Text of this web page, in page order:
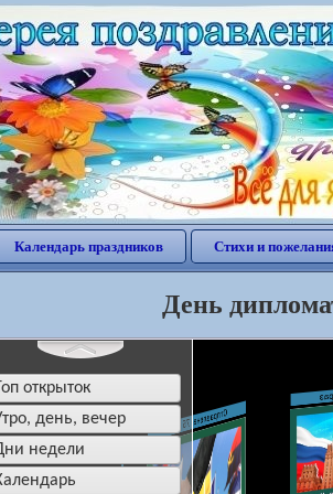
Календарь праздников Стихи и
День
Топ открыток
утро, день, вечер
дни недели
Календарь
Отправлена: 75 раз
Отправлена: 74 раз